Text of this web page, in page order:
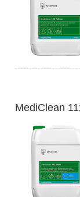
MediClean